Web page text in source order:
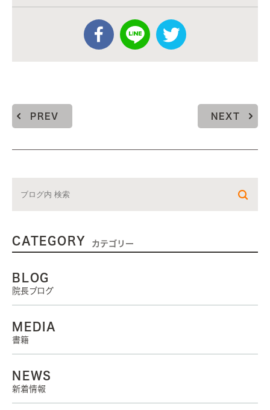
PREV NEXT
CATEGORY カテゴリー
BLOG
院長ブログ
MEDIA
書籍
NEWS
新着情報